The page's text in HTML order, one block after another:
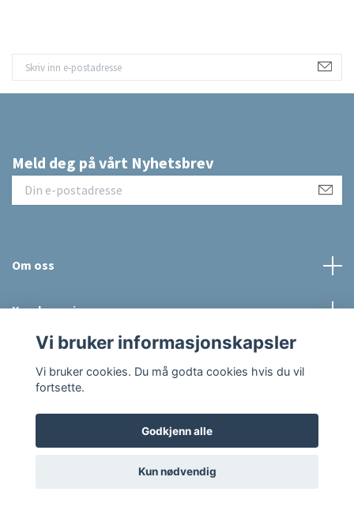
Meld deg på vårt Nyhetsbrev
Om oss
Kundeservice
© 2026 Raus HverdagPowered by Quickbutik
Vi bruker informasjonskapsler
Vi bruker cookies. Du må godta cookies hvis du vil
fortsette.
Godkjenn alle
Kun nødvendig